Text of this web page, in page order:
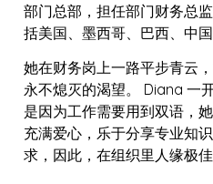
部门总部，担任部门财务总
括美国、墨西哥、巴西、中国
她在财务岗上一路平步青云
永不熄灭的渴望。 Diana 一
是因为工作需要用到双语，
充满爱心，乐于分享专业知
求，因此，在组织里人缘极佳